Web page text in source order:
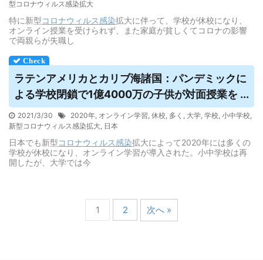
型コロナウィルス感染拡大
特に新型コロナウィルス感染拡大に伴って、学校が休校になり、
オンライン授業を受けられず、また家庭が貧しくてコロナの影響
で両親らが失職し
ラテンアメリカとカリブ海諸国：パンデミックに
よる学校閉鎖で1億4000万の子供が対面授業を ...
2021/3/30 2020年, オンライン学習, 休校, 多く , 大学, 学校, 小中学校,
新型コロナウィルス感染拡大, 日本
日本でも新型コロナウィルス感染拡大によって2020年には多くの
学校が休校になり、オンライン学習が導入された。小中学校は再
開したが、大学では今
1 2 次へ »